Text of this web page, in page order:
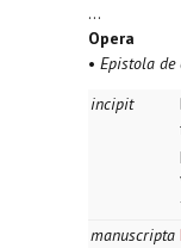
...
Opera
• Epistola
incipit
manuscripta